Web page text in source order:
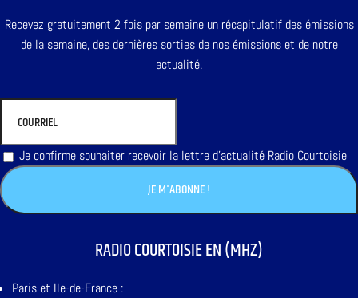
Recevez gratuitement 2 fois par semaine un récapitulatif des émissions
de la semaine, des dernières sorties de nos émissions et de notre
actualité.
Je confirme souhaiter recevoir la lettre d'actualité Radio Courtoisie
RADIO COURTOISIE EN (MHZ)
Paris et Ile-de-France :